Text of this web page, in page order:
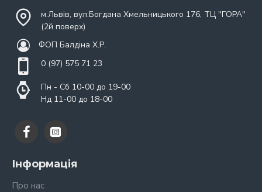
м.Львів, вул.Богдана Хмельницького 176, ТЦ "ГОРА"
(2й поверх)
ФОП Балдіна Х.Р.
0 (97) 575 71 23
Пн - Сб 10-00 до 19-00
Нд 11-00 до 18-00
Інформація
Про нас